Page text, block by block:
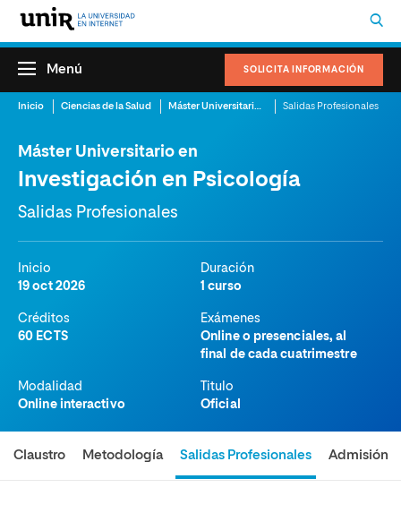
SOLICITA INFORMACIÓN
Menú
Inicio Ciencias de la Salud Máster Universitario en Investigación en Psicología Salidas Profesionales
Máster Universitario en
Investigación en Psicología
Salidas Profesionales
Inicio
19 oct 2026
Duración
1 curso
Créditos
60 ECTS
Exámenes
Online o presenciales, al
final de cada cuatrimestre
Modalidad
Online interactivo
Titulo
Oficial
Claustro Metodología Salidas Profesionales Admisión